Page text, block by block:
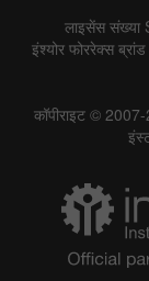
लाइसेंस संख्या
इंश्योर फोररेक्स
कॉपीराइट © 2007-